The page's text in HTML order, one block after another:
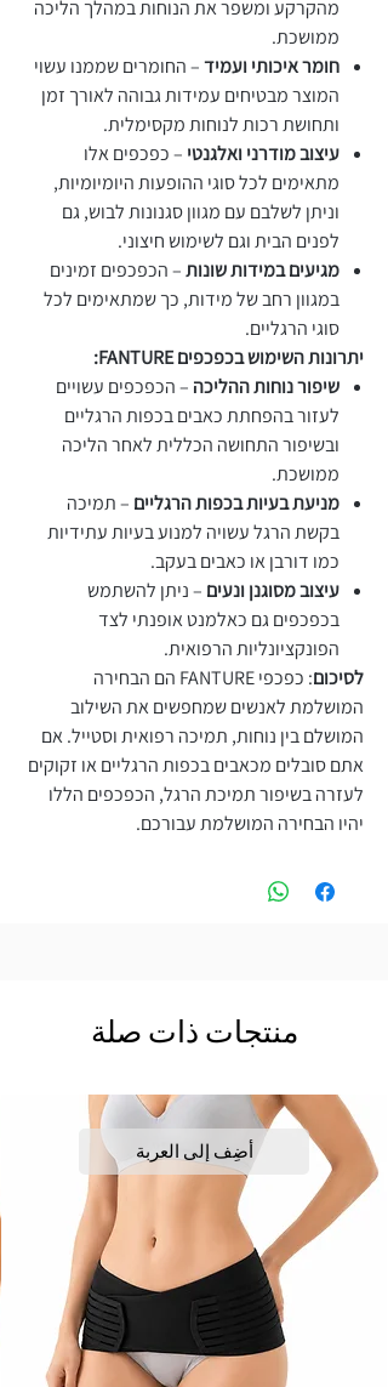
מהקרקע ומשפר את הנוחות במהלך הליכה
ממושכת.
חומר איכותי ועמיד– החומרים שממנו עשוי
המוצר מבטיחים עמידות גבוהה לאורך זמן
ותחושת רכות לנוחות מקסימלית.
עיצוב מודרני ואלגנטי – כפכפים אלו
מתאימים לכל סוגי ההופעות היומיומיות,
וניתן לשלבם עם מגוון סגנונות לבוש, גם
לפנים הבית וגם לשימוש חיצוני.
מגיעים במידות שונות– הכפכפים זמינים
במגוון רחב של מידות, כך שמתאימים לכל
סוגי הרגליים.
יתרונות השימוש בכפכפים FANTURE:
שיפור נוחות ההליכה – הכפכפים עשויים
לעזור בהפחתת כאבים בכפות הרגליים
ובשיפור התחושה הכללית לאחר הליכה
ממושכת.
מניעת בעיות בכפות הרגליים – תמיכה
בקשת הרגל עשויה למנוע בעיות עתידיות
כמו דורבן או כאבים בעקב.
עיצוב מסוגנן ונעים – ניתן להשתמש
בכפכפים גם כאלמנט אופנתי לצד
הפונקציונליות הרפואית.
לסיכום
: כפכפי FANTURE הם הבחירה
המושלמת לאנשים שמחפשים את השילוב
המושלם בין נוחות, תמיכה רפואית וסטייל. אם
אתם סובלים מכאבים בכפות הרגליים או זקוקים
לעזרה בשיפור תמיכת הרגל, הכפכפים הללו
יהיו הבחירה המושלמת עבורכם.
منتجات ذات صلة
أضِف إلى العربة